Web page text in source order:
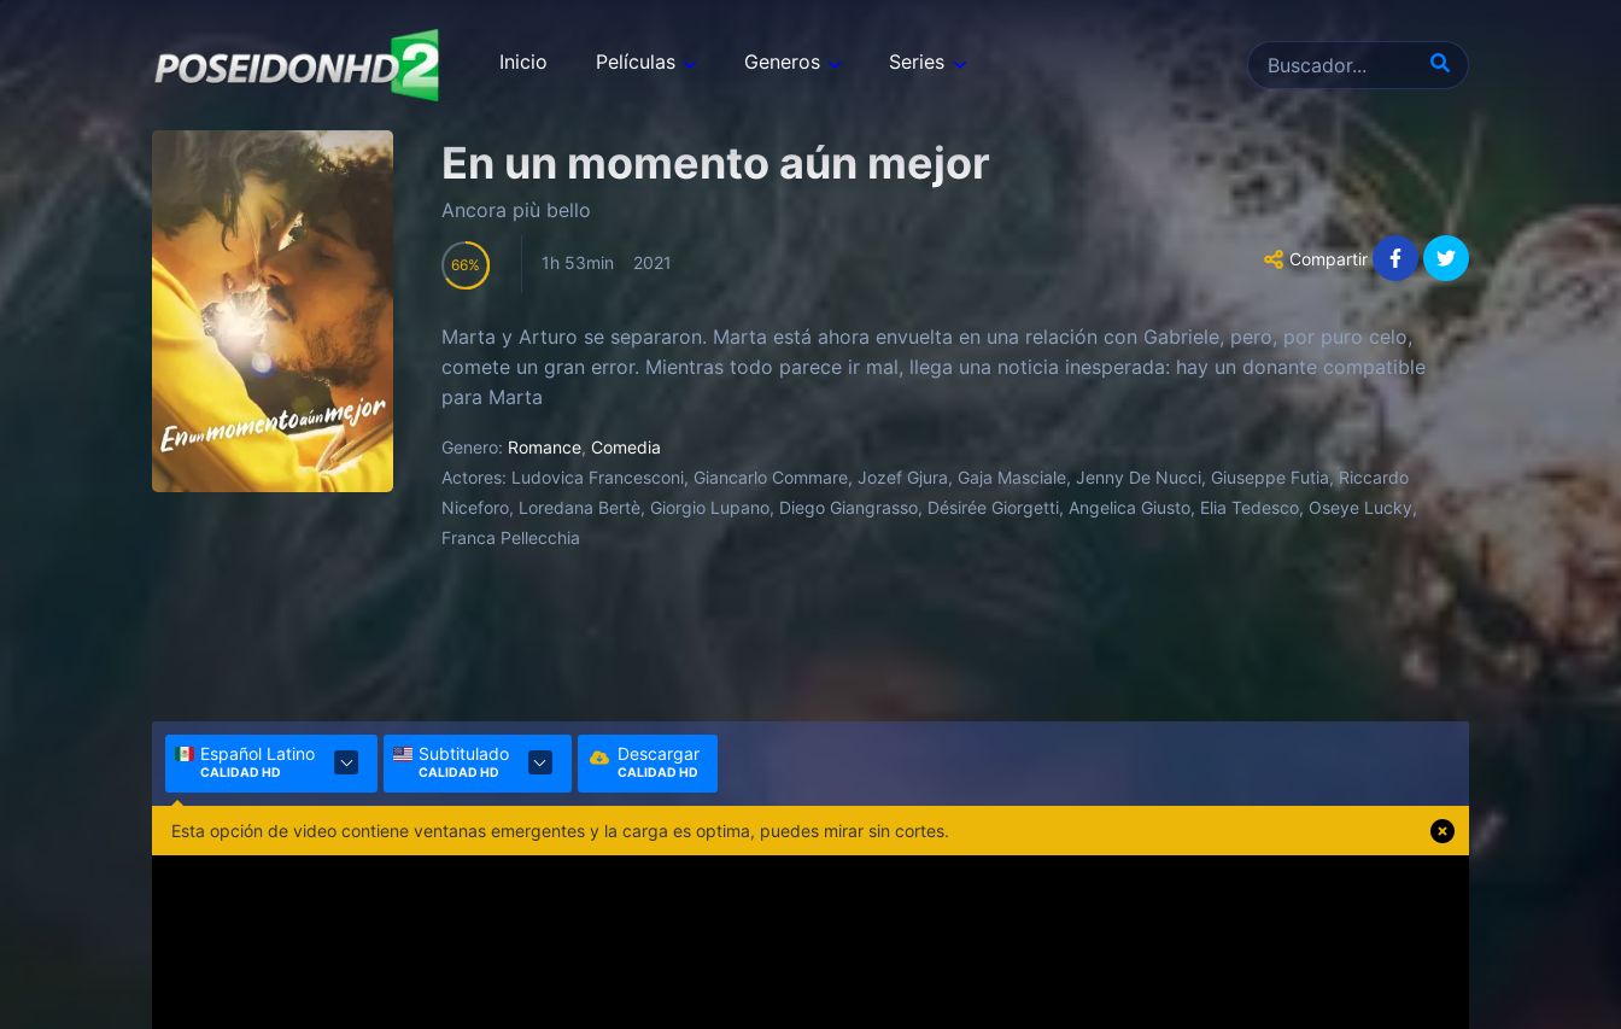
Inicio Películas Generos Series
En un momento aún mejor
Ancora più bello
66 1h 53min 2021 Compartir
Marta y Arturo se separaron. Marta está ahora envuelta en una relación con Gabriele, pero, por puro celo,
comete un gran error. Mientras todo parece ir mal, llega una noticia inesperada: hay un donante compatible
para Marta
Genero: Romance, Comedia
Actores: Ludovica Francesconi, Giancarlo Commare, Jozef Gjura, Gaja Masciale, Jenny De Nucci, Giuseppe Futia, Riccardo
Niceforo, Loredana Bertè, Giorgio Lupano, Diego Giangrasso, Désirée Giorgetti, Angelica Giusto, Elia Tedesco, Oseye Lucky,
Franca Pellecchia
Español Latino
CALIDAD HD
Subtitulado
CALIDAD HD
Descargar
CALIDAD HD
Esta opción de video contiene ventanas emergentes y la carga es optima, puedes mirar sin cortes.